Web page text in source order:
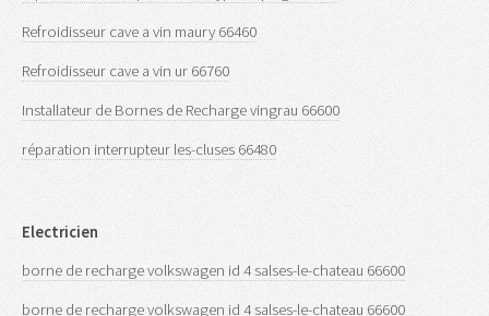
Refroidisseur cave a vin maury 66460
Refroidisseur cave a vin ur 66760
Installateur de Bornes de Recharge vingrau 66600
réparation interrupteur les-cluses 66480
Electricien
borne de recharge volkswagen id 4 salses-le-chateau 66600
borne de recharge volkswagen id 4 salses-le-chateau 66600